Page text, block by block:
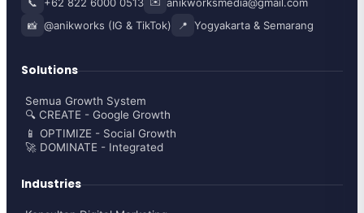
📞
📸 @anikworks (IG & TikTok) 📍 Yogyakarta & Semarang
Solutions
Semua Growth System
🔍 CREATE - Google Growth
📱 OPTIMIZE - Social Growth
🚀 DOMINATE - Integrated
Industries